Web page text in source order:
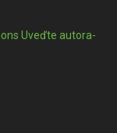
Uveďte autora-